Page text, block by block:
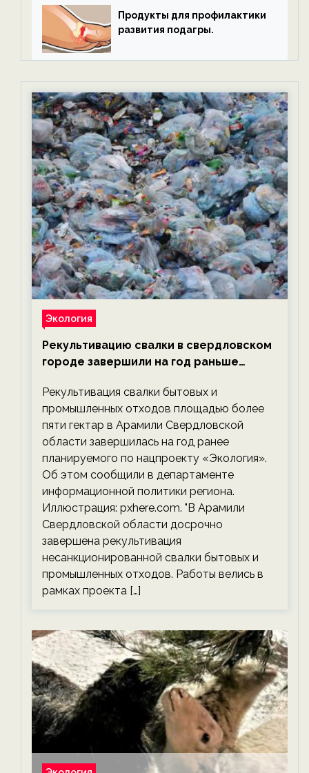
Продукты для профилактики
развития подагры.
Экология
Рекультивацию свалки в свердловском
городе завершили на год раньше
экологии на ECOportal
Рекультивация свалки бытовых и
промышленных отходов площадью более
пяти гектар в Арамили Свердловской
области завершилась на год ранее
планируемого по нацпроекту «Экология».
Об этом сообщили в департаменте
информационной политики региона.
Иллюстрация: pxhere.com. "В Арамили
Свердловской области досрочно
завершена рекультивация
несанкционированной свалки бытовых и
промышленных отходов. Работы велись в
рамках проекта […]